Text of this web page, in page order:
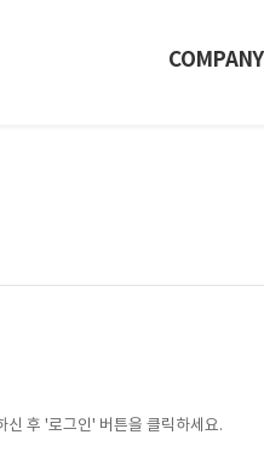
COMPANY
신 후 '로그인' 버튼을 클릭하세요.